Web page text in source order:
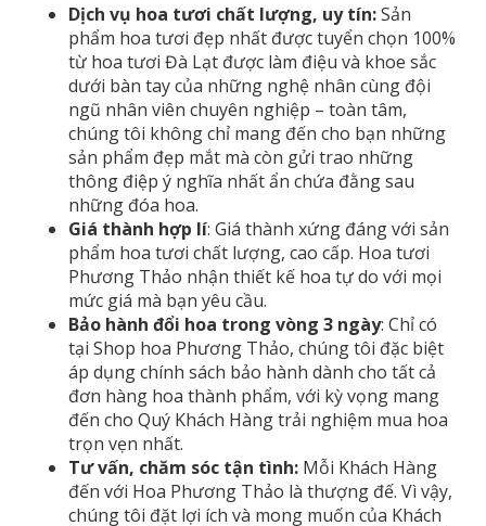
Dịch vụ hoa tươi chất lượng, uy tín:Sản
phẩm hoa tươi đẹp nhất được tuyển chọn 100%
từ hoa tươi Đà Lạt được làm điệu và khoe sắc
dưới bàn tay của những nghệ nhân cùng đội
ngũ nhân viên chuyên nghiệp – toàn tâm,
chúng tôi không chỉ mang đến cho bạn những
sản phẩm đẹp mắt mà còn gửi trao những
thông điệp ý nghĩa nhất ẩn chứa đằng sau
những đóa hoa.
Giá thành hợp lí: Giá thành xứng đáng với sản
phẩm hoa tươi chất lượng, cao cấp. Hoa tươi
Phương Thảo nhận thiết kế hoa tự do với mọi
mức giá mà bạn yêu cầu.
Bảo hành đổi hoa trong vòng 3 ngày: Chỉ có
tại Shop hoa Phương Thảo, chúng tôi đặc biệt
áp dụng chính sách bảo hành dành cho tất cả
đơn hàng hoa thành phẩm, với kỳ vọng mang
đến cho Quý Khách Hàng trải nghiệm mua hoa
trọn vẹn nhất.
Tư vấn, chăm sóc tận tình: Mỗi Khách Hàng
đến với Hoa Phương Thảo là thượng đế. Vì vậy,
chúng tôi đặt lợi ích và mong muốn của Khách